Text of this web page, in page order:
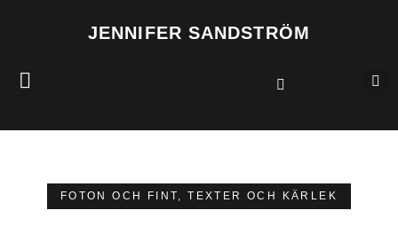
JENNIFER SANDSTRÖM
FOTON OCH FINT,TEXTER OCH KÄRLEK